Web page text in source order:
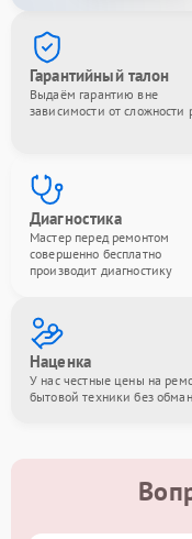
Гарантийный талон
Выдаём гарантию вне
зависимости от сложности
Диагностика
Мастер перед ремонтом
совершенно бесплатно
производит диагностику
Наценка
У нас честные цены на
бытовой техники без